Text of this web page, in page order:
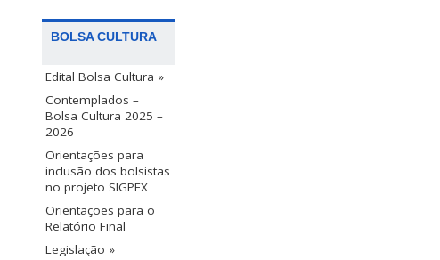
BOLSA CULTURA
Edital Bolsa Cultura »
Contemplados –
Bolsa Cultura 2025 –
2026
Orientações para
inclusão dos bolsistas
no projeto SIGPEX
Orientações para o
Relatório Final
Legislação »